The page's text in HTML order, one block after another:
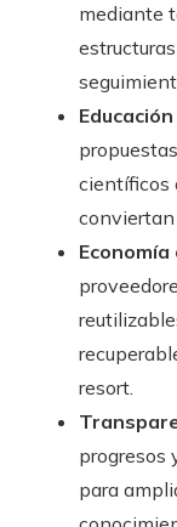
mediante
científicos
Economía
resort.
progresos
para